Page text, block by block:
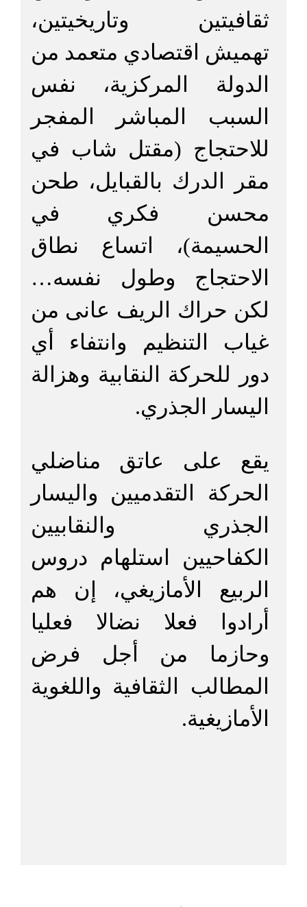
ثقافيتين وتاريخيتين،
تهميش اقتصادي متعمد من
الدولة المركزية، نفس
السبب المباشر المفجر
للاحتجاج (مقتل شاب في
مقر الدرك بالقبايل، طحن
محسن فكري في
الحسيمة)، اتساع نطاق
الاحتجاج وطول نفسه…
لكن حراك الريف عانى من
غياب التنظيم وانتفاء أي
دور للحركة النقابية وهزالة
اليسار الجذري.
يقع على عاتق مناضلي
الحركة التقدميين واليسار
الجذري والنقابيين
الكفاحيين استلهام دروس
الربيع الأمازيغي، إن هم
أرادوا فعلا نضالا فعليا
وحازما من أجل فرض
المطالب الثقافية واللغوية
الأمازيغية.